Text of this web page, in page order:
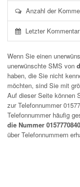
Anzahl der
Letzter
Wenn Sie einen
unerwünschte SMS von
haben, die Sie nicht
möchten, sind Sie mit
Auf dieser Seite können
zur Telefonnummer
Telefonnummer häufig
die Nummer
über Telefonnummern